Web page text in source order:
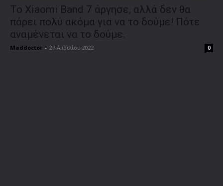
Το Xiaomi Band 7 άργησε, αλλά δεν θα
πάρει πολύ ακόμα για να το δούμε! Πότε
αναμένεται να το δούμε.
Maddoctor - 27 Απριλίου 2022 0